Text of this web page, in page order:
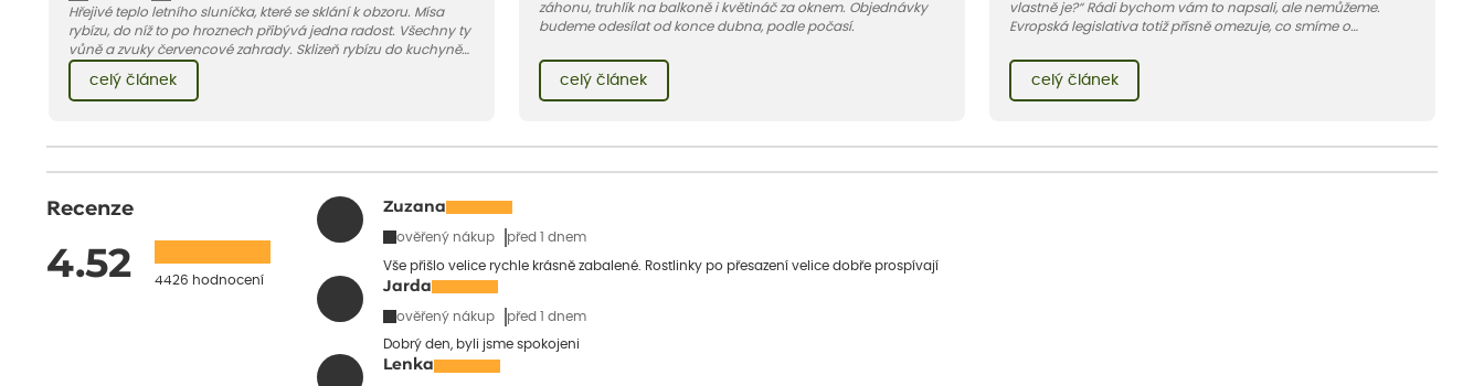
Hřejivé teplo letního sluníčka, které se sklání k obzoru. Mísa
rybízu, do níž to po hroznech přibývá jedna radost. Všechny ty
vůně a zvuky červencové zahrady. Sklizeň rybízu do kuchyně
vnese neuvěřitelný klid a radost. A taky trochu bezstarostnosti
dětství při mlsání babiččina drobenkového koláče s rybízem.
celý článek
záhonu, truhlík na balkoně i květináč za oknem. Objednávky
budeme odesílat od konce dubna, podle počasí.
celý článek
vlastně je?“ Rádi bychom vám to napsali, ale nemůžeme.
Evropská legislativa totiž přísně omezuje, co smíme o
vysvětlíme proč a kde podobné informace hledat jinde.
celý článek
Recenze
4.52 4426 hodnocení
Zuzana
ověřený nákup před 1 dnem
Vše přišlo velice rychle krásně zabalené. Rostlinky po přesazení velice dobře prospívají
Jarda
ověřený nákup před 1 dnem
Dobrý den, byli jsme spokojeni
Lenka